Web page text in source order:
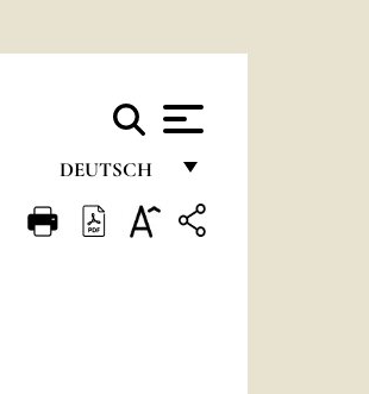
DEUTSCH
FRANÇAIS